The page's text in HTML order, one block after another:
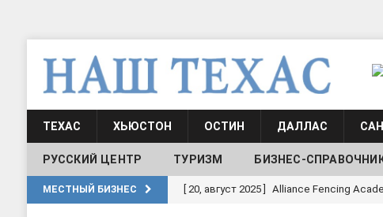
ТЕХАС ХЬЮСТОН ОСТИН ДАЛЛАС
РУССКИЙ ЦЕНТР ТУРИЗМ БИЗНЕС-
МЕСТНЫЙ БИЗНЕС [ 20, август 2025 ] Alliance Fencing